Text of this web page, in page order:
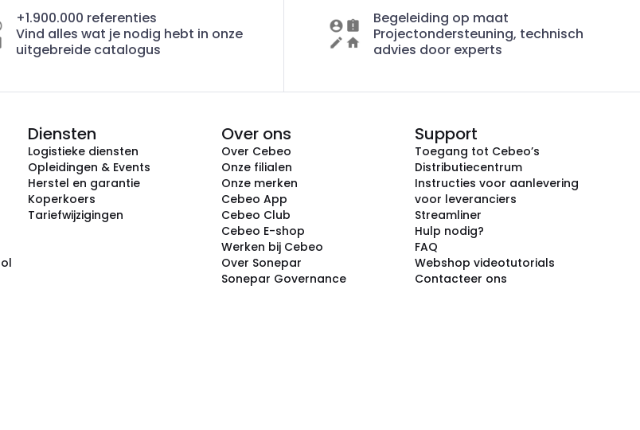
+1.900.000 referenties
Vind alles wat je nodig hebt in onze
uitgebreide catalogus
Begeleiding op maat
Projectondersteuning, technisch
advies door experts
Diensten
Logistieke diensten
Opleidingen & Events
Herstel en garantie
Koperkoers
Tariefwijzigingen
Over ons
Over Cebeo
Onze filialen
Onze merken
Cebeo App
Cebeo Club
Cebeo E-shop
Werken bij Cebeo
Over Sonepar
Sonepar Governance
Support
Toegang tot Cebeo’s
Distributiecentrum
Instructies voor aanlevering
voor leveranciers
Streamliner
Hulp nodig?
FAQ
Webshop videotutorials
Contacteer ons